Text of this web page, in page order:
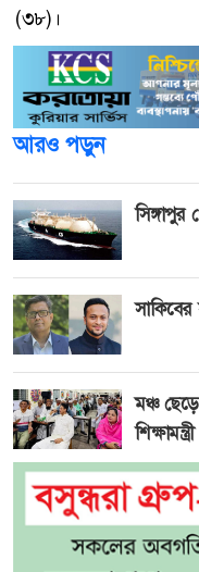
(৩৮)।
আরও পড়ুন
মঞ্চ
শিক্ষামন্ত্রী